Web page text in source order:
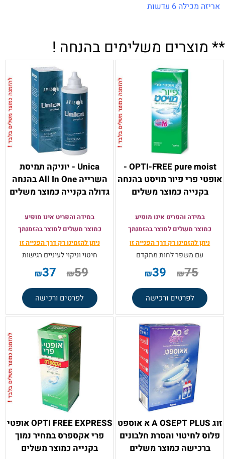
אריזה מכילה 6 עדשות
** מוצרים משלימים בהנחה !
OPTI-FREE pure moist -
אופטי פרי פיור מויסט בהנחה
בקנייה כמוצר משלים
במידה והפריט אינו מופיע
כמוצר משלים למוצר בהזמנתך
ניתן להזמינו רק דרך הפנייה זו
עם משפר לחות מתקדם
₪75
₪39
לפרטים ורכישה
Unica - יוניקה תמיסת
השרייה All In One בהנחה
גדולה בקנייה כמוצר משלים
במידה והפריט אינו מופיע
כמוצר משלים למוצר בהזמנתך
ניתן להזמינו רק דרך הפנייה זו
חיטוי וניקוי לעיניים רגישות
₪59
₪37
לפרטים ורכישה
זוג A OSEPT PLUS א אוספט
פלוס לחיטוי והסרת חלבונים
ברכישה כמוצר משלים
OPTI FREE EXPRESS אופטי
פרי אקספרס במחיר נמוך
בקנייה כמוצר משלים